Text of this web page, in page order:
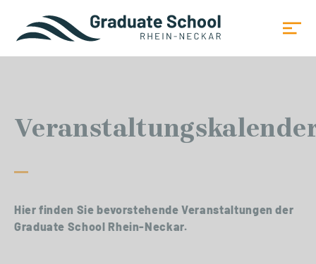
Hier finden Sie bevorstehende Veranstaltungen der
Graduate School Rhein-Neckar.